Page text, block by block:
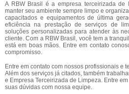
A RBW Brasil é a empresa terceirizada de
manter seu ambiente sempre limpo e
capacitados e equipamentos de última
eficiência na prestação de serviços de
soluções personalizadas para atender às
cliente. Com a RBW Brasil, você tem a
está em boas mãos. Entre em contato
compromisso.
Entre em contato com nossos profissionais e
Além dos serviços já citados, também
e Empresa Terceirizada de Limpeza. Entre
suas dúvidas com nossa equipe.